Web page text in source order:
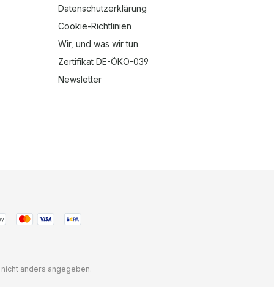
Datenschutzerklärung
Cookie-Richtlinien
Wir, und was wir tun
Zertifikat DE-ÖKO-039
Newsletter
anders angegeben.